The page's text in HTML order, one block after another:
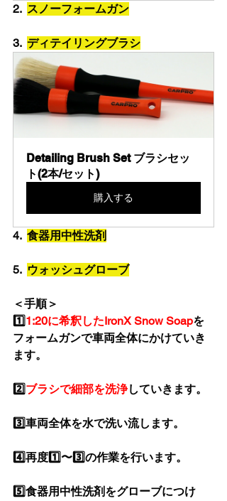
2. スノーフォームガン
3. ディテイリングブラシ
Detailing Brush Set ブラシセッ
ト(2本/セット)
購入する
4. 食器用中性洗剤
5. ウォッシュグローブ
＜手順＞
1️⃣1:20に希釈したIronX Snow Soapを
フォームガンで車両全体にかけていき
ます。
2️⃣ブラシで細部を洗浄していきます。
3️⃣車両全体を水で洗い流します。
4️⃣再度1️⃣〜3️⃣の作業を行います。
5️⃣食器用中性洗剤をグローブにつけ